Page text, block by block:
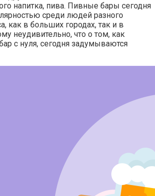
напитка, пива. Пивные бары сегодня
среди людей разного
как в больших городах, так и в
неудивительно, что о том, как
с нуля, сегодня задумываются